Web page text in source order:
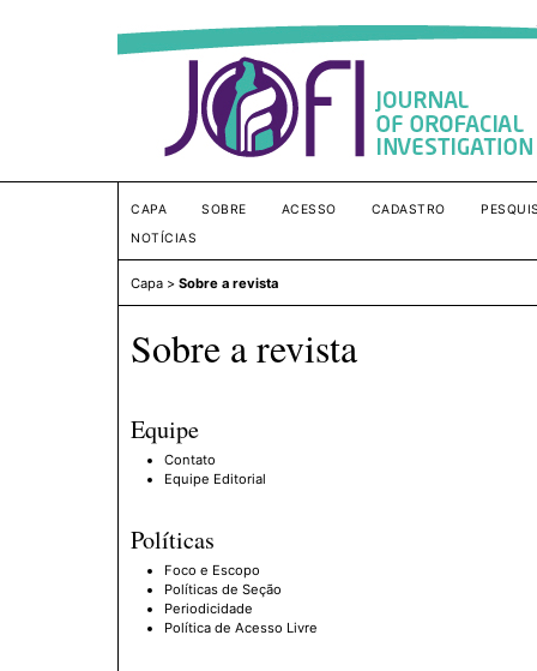
CAPA SOBRE ACESSO CADASTRO
NOTÍCIAS
Capa > Sobre a revista
Sobre a revista
Equipe
Contato
Equipe Editorial
Políticas
Foco e Escopo
Políticas de Seção
Periodicidade
Política de Acesso Livre